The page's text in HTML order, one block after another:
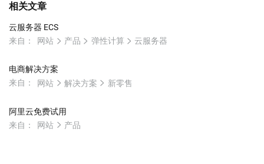
相关文章
云服务器 ECS
来自：
网站 产品 弹性计算 云服务器
电商解决方案
来自：
网站 解决方案 新零售
阿里云免费试用
来自：
网站 产品